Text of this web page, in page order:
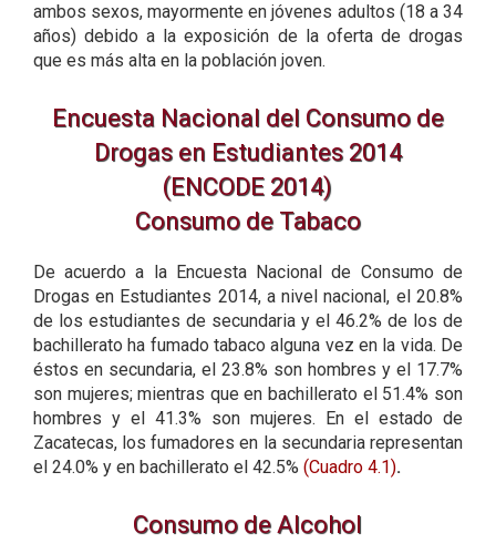
ambos sexos, mayormente en jóvenes adultos (18 a 34
años) debido a la exposición de la oferta de drogas
que es más alta en la población joven.
Encuesta Nacional del Consumo de
Drogas en Estudiantes 2014
(ENCODE 2014)
Consumo de Tabaco
De acuerdo a la Encuesta Nacional de Consumo de
Drogas en Estudiantes 2014, a nivel nacional, el 20.8%
de los estudiantes de secundaria y el 46.2% de los de
bachillerato ha fumado tabaco alguna vez en la vida. De
éstos en secundaria, el 23.8% son hombres y el 17.7%
son mujeres; mientras que en bachillerato el 51.4% son
hombres y el 41.3% son mujeres. En el estado de
Zacatecas, los fumadores en la secundaria representan
el 24.0% y en bachillerato el 42.5% (Cuadro 4.1).
Consumo de Alcohol